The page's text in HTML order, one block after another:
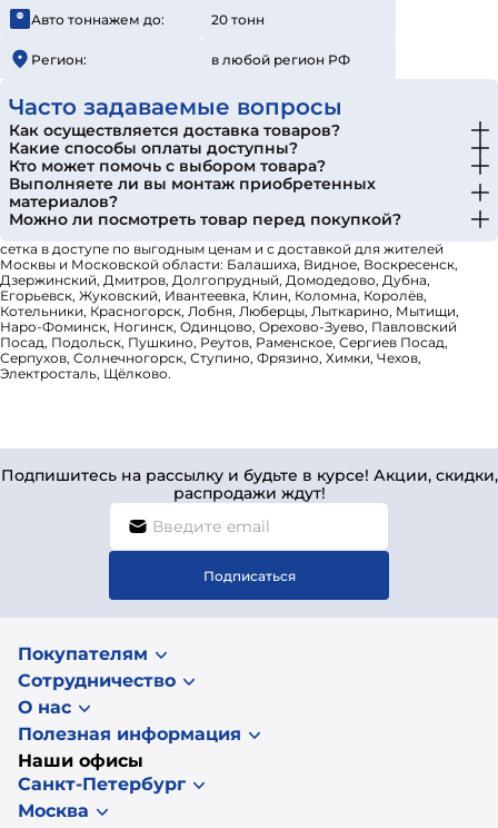
Авто тоннажем до: 20 тонн
Регион: в любой регион РФ
Часто задаваемые вопросы
Как осуществляется доставка товаров?
Какие способы оплаты доступны?
Кто может помочь с выбором товара?
Выполняете ли вы монтаж приобретенных
материалов?
Можно ли посмотреть товар перед покупкой?
сетка в доступе по выгодным ценам и с доставкой для жителей
Москвы и Московской области: Балашиха, Видное, Воскресенск,
Дзержинский, Дмитров, Долгопрудный, Домодедово, Дубна,
Егорьевск, Жуковский, Ивантеевка, Клин, Коломна, Королёв,
Котельники, Красногорск, Лобня, Люберцы, Лыткарино, Мытищи,
Наро-Фоминск, Ногинск, Одинцово, Орехово-Зуево, Павловский
Посад, Подольск, Пушкино, Реутов, Раменское, Сергиев Посад,
Серпухов, Солнечногорск, Ступино, Фрязино, Химки, Чехов,
Электросталь, Щёлково.
Подпишитесь на рассылку и будьте в курсе! Акции, скидки,
распродажи ждут!
Подписаться
Покупателям
Сотрудничество
О нас
Полезная информация
Наши офисы
Санкт-Петербург
Москва